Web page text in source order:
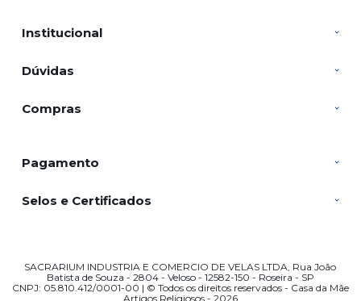
Institucional
Dúvidas
Compras
Pagamento
Selos e Certificados
SACRARIUM INDUSTRIA E COMERCIO DE VELAS LTDA, Rua João
Batista de Souza - 2804 - Veloso - 12582-150 - Roseira - SP
CNPJ: 05.810.412/0001-00 | © Todos os direitos reservados - Casa da Mãe
Artigos Religiosos - 2026